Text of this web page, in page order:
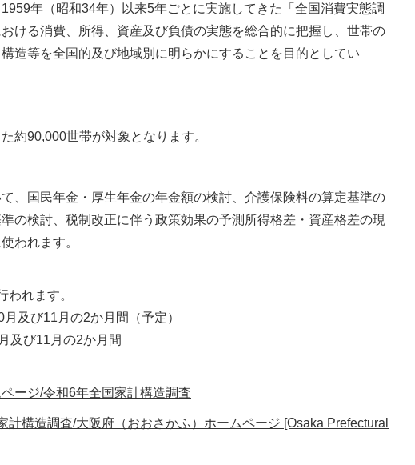
年（昭和34年）以来5年ごとに実施してきた「全国消費実態調
ける消費、所得、資産及び負債の実態を総合的に把握し、世帯の
造等を全国的及び地域別に明らかにすることを目的としてい
約90,000世帯が対象となります。
、国民年金・厚生年金の年金額の検討、介護保険料の算定基準の
の検討、税制改正に伴う政策効果の予測所得格差・資産格差の現
われます。
れます。
及び11月の2か月間（予定）
及び11月の2か月間
ージ/令和6年全国家計構造調査
計構造調査/大阪府（おおさかふ）ホームページ [Osaka Prefectural